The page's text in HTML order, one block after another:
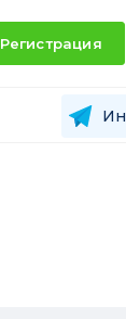
Регистрация